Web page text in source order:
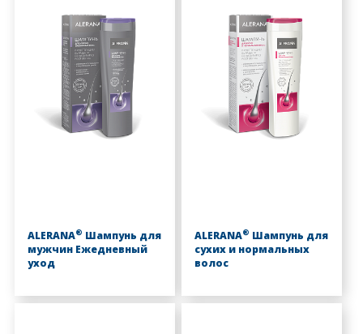
ALERANA® Шампунь для
мужчин Ежедневный
уход
ALERANA® Шампунь для
сухих и нормальных
волос